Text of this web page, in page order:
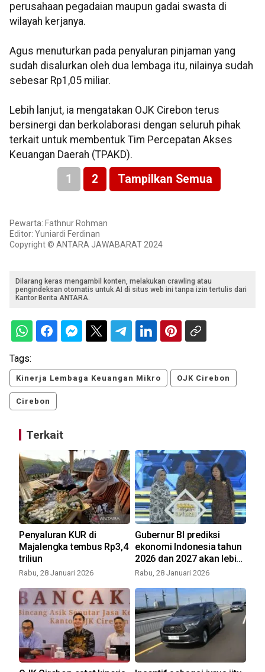
perusahaan pegadaian maupun gadai swasta di
wilayah kerjanya.
Agus menuturkan pada penyaluran pinjaman yang
sudah disalurkan oleh dua lembaga itu, nilainya sudah
sebesar Rp1,05 miliar.
Lebih lanjut, ia mengatakan OJK Cirebon terus
bersinergi dan berkolaborasi dengan seluruh pihak
terkait untuk membentuk Tim Percepatan Akses
Keuangan Daerah (TPAKD).
1 2 Tampilkan Semua
Pewarta: Fathnur Rohman
Editor: Yuniardi Ferdinan
Copyright © ANTARA JAWABARAT 2024
Dilarang keras mengambil konten, melakukan crawling atau
pengindeksan otomatis untuk AI di situs web ini tanpa izin tertulis dari
Kantor Berita ANTARA.
Tags:
Kinerja Lembaga Keuangan Mikro OJK Cirebon
Cirebon
Terkait
Penyaluran KUR di
Majalengka tembus Rp3,4
triliun
Rabu, 28 Januari 2026
Gubernur BI prediksi
ekonomi Indonesia tahun
2026 dan 2027 akan lebih
baik
Rabu, 28 Januari 2026